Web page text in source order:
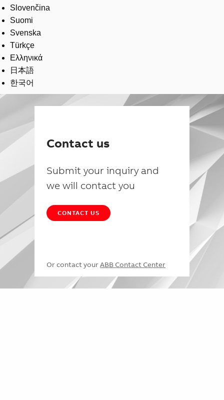
Slovenčina
Suomi
Svenska
Türkçe
Ελληνικά
日本語
한국어
Contact us
Submit your inquiry and
we will contact you
CONTACT US
Or contact your ABB Contact Center